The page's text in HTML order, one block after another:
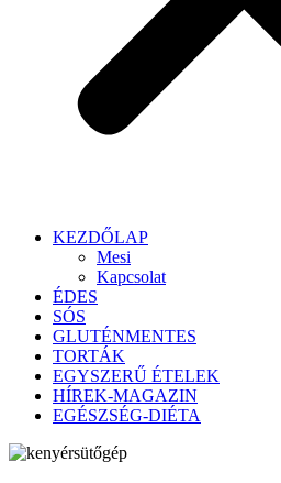
KEZDŐLAP
Mesi
Kapcsolat
ÉDES
SÓS
GLUTÉNMENTES
TORTÁK
EGYSZERŰ ÉTELEK
HÍREK-MAGAZIN
EGÉSZSÉG-DIÉTA